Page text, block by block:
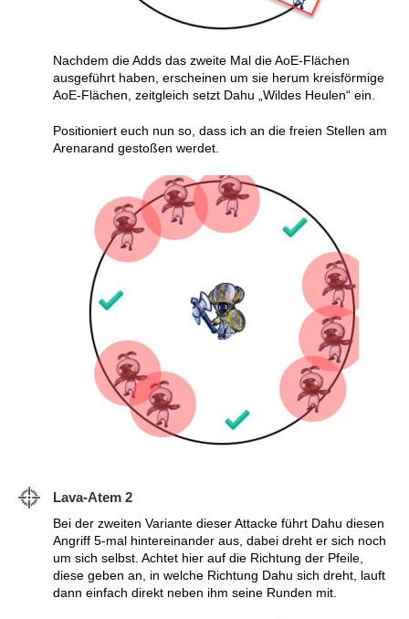
Nachdem die Adds das zweite Mal die AoE-Flächen
ausgeführt haben, erscheinen um sie herum kreisförmige
AoE-Flächen, zeitgleich setzt Dahu „Wildes Heulen“ ein.
Positioniert euch nun so, dass ich an die freien Stellen am
Arenarand gestoßen werdet.
Lava-Atem 2
Bei der zweiten Variante dieser Attacke führt Dahu diesen
Angriff 5-mal hintereinander aus, dabei dreht er sich noch
um sich selbst. Achtet hier auf die Richtung der Pfeile,
diese geben an, in welche Richtung Dahu sich dreht, lauft
dann einfach direkt neben ihm seine Runden mit.